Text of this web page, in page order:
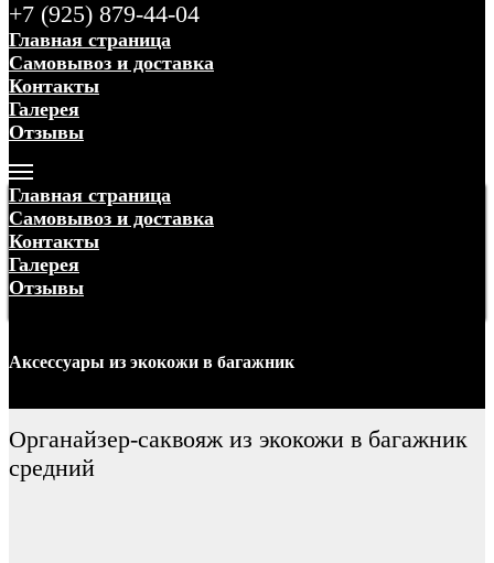
+7 (925) 879-44-04
Главная страница
Самовывоз и доставка
Контакты
Галерея
Отзывы
Главная страница
Самовывоз и доставка
Контакты
Галерея
Отзывы
Аксессуары из экокожи в багажник
Органайзер-саквояж из экокожи в багажник
средний